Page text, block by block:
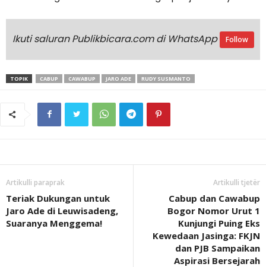
Ikuti saluran Publikbicara.com di WhatsApp Follow
TOPIK CABUP CAWABUP JARO ADE RUDY SUSMANTO
Artikulli paraprak
Teriak Dukungan untuk
Jaro Ade di Leuwisadeng,
Suaranya Menggema!
Artikulli tjetër
Cabup dan Cawabup
Bogor Nomor Urut 1
Kunjungi Puing Eks
Kewedaan Jasinga: FKJN
dan PJB Sampaikan
Aspirasi Bersejarah